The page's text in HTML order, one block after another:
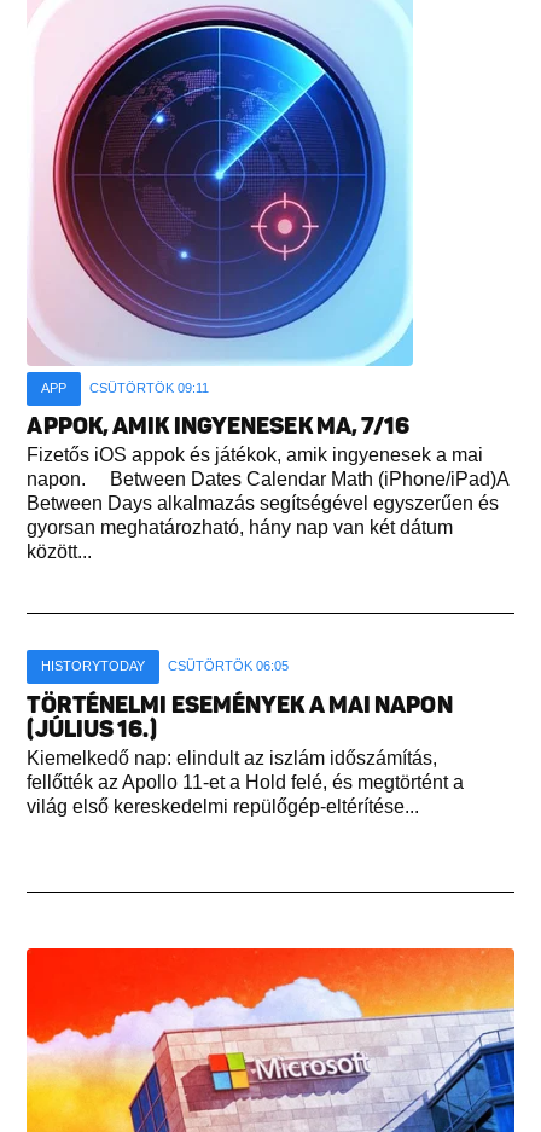
APP CSÜTÖRTÖK 09:11
APPOK, AMIK INGYENESEK MA, 7/16
Fizetős iOS appok és játékok, amik ingyenesek a mai
napon. Between Dates Calendar Math (iPhone/iPad)A
Between Days alkalmazás segítségével egyszerűen és
gyorsan meghatározható, hány nap van két dátum
között...
HISTORYTODAY CSÜTÖRTÖK 06:05
TÖRTÉNELMI ESEMÉNYEK A MAI NAPON
(JÚLIUS 16.)
Kiemelkedő nap: elindult az iszlám időszámítás,
fellőtték az Apollo 11-et a Hold felé, és megtörtént a
világ első kereskedelmi repülőgép-eltérítése...